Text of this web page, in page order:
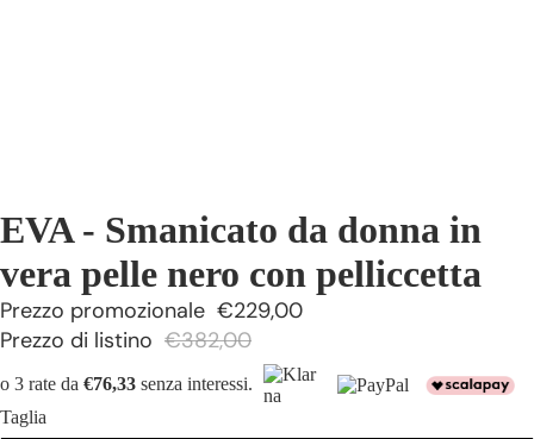
EVA - Smanicato da donna in
vera pelle nero con pelliccetta
Prezzo promozionale €229,00
Prezzo di listino €382,00
o 3 rate da €76,33 senza interessi.
Taglia